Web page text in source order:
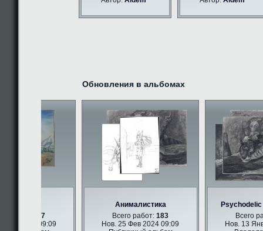
Обновления в альбомах
2024 09:09
Анималистика
Всего работ:183
Нов. 25 Фев 2024 09:09
Psychodelic
Всего
Нов. 13 Янв